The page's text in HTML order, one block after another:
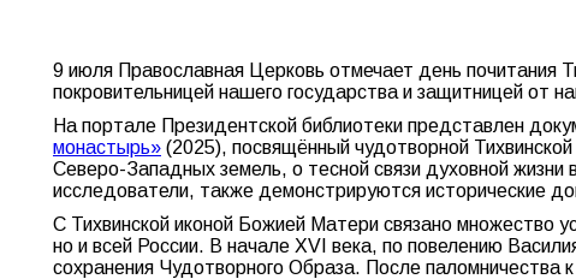
9 июля Православная Церковь отмечает день почитания
покровительницей нашего государства и защитницей от
На портале Президентской библиотеки представлен
монастырь» (2025), посвящённый чудотворной
Северо-Западных земель, о тесной связи духовной
исследователи, также демонстрируются исторические
С Тихвинской иконой Божией Матери связано множество
но и всей России. В начале XVI века, по повелению
сохранения Чудотворного Образа. После паломничества